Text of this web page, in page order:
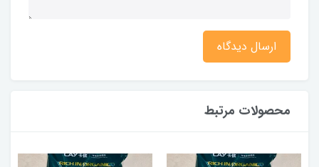
ارسال دیدگاه
محصولات مرتبط